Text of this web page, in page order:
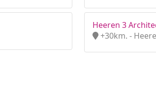
Heeren 3
+30km. -